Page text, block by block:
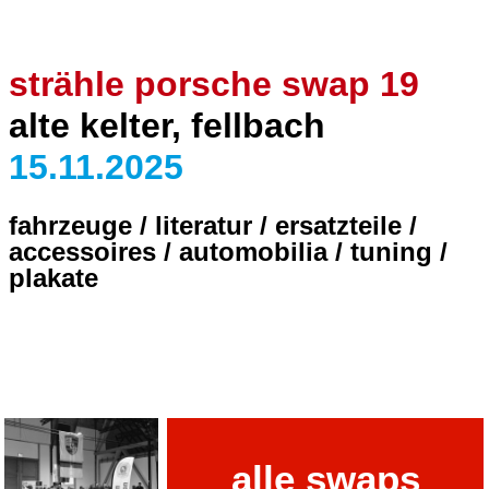
strähle porsche swap 19
alte kelter, fellbach
15.11.2025
fahrzeuge / literatur / ersatzteile /
accessoires / automobilia / tuning /
plakate
alle swaps